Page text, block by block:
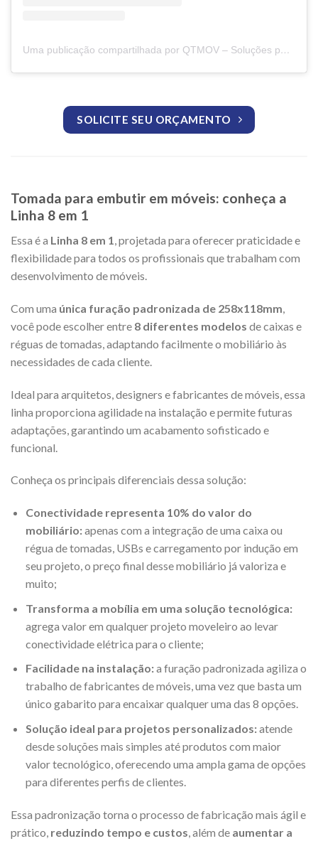
Uma publicação compartilhada por QTMOV – Soluções para Móveis (@qtmov)
SOLICITE SEU ORÇAMENTO
Tomada para embutir em móveis: conheça a
Linha 8 em 1
Essa é a Linha 8 em 1, projetada para oferecer praticidade e
flexibilidade para todos os profissionais que trabalham com
desenvolvimento de móveis.
Com uma única furação padronizada de 258x118mm,
você pode escolher entre 8 diferentes modelos de caixas e
réguas de tomadas, adaptando facilmente o mobiliário às
necessidades de cada cliente.
Ideal para arquitetos, designers e fabricantes de móveis, essa
linha proporciona agilidade na instalação e permite futuras
adaptações, garantindo um acabamento sofisticado e
funcional.
Conheça os principais diferenciais dessa solução:
Conectividade representa 10% do valor do
mobiliário:apenas com a integração de uma caixa ou
régua de tomadas, USBs e carregamento por indução em
seu projeto, o preço final desse mobiliário já valoriza e
muito;
Transforma a mobília em uma solução tecnológica:
agrega valor em qualquer projeto moveleiro ao levar
conectividade elétrica para o cliente;
Facilidade na instalação:a furação padronizada agiliza o
trabalho de fabricantes de móveis, uma vez que basta um
único gabarito para encaixar qualquer uma das 8 opções.
Solução ideal para projetos personalizados:atende
desde soluções mais simples até produtos com maior
valor tecnológico, oferecendo uma ampla gama de opções
para diferentes perfis de clientes.
Essa padronização torna o processo de fabricação mais ágil e
prático, reduzindo tempo e custos, além de aumentar a